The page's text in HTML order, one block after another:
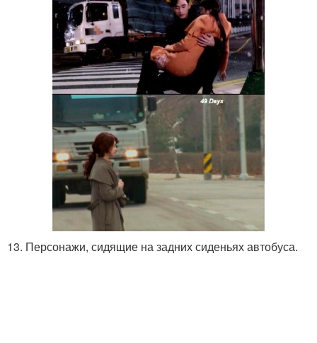
13. Персонажи, сидящие на задних сиденьях автобуса.